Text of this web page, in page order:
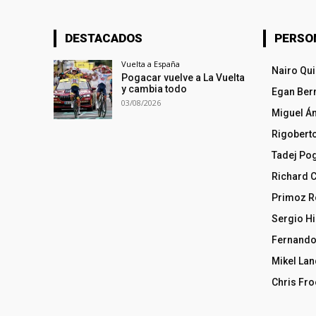
DESTACADOS
Vuelta a España
Pogacar vuelve a La Vuelta
y cambia todo
03/08/2026
Nairo
Egan
Miguel
Tadej
Richard
Primoz
Sergio
Mikel
Chris